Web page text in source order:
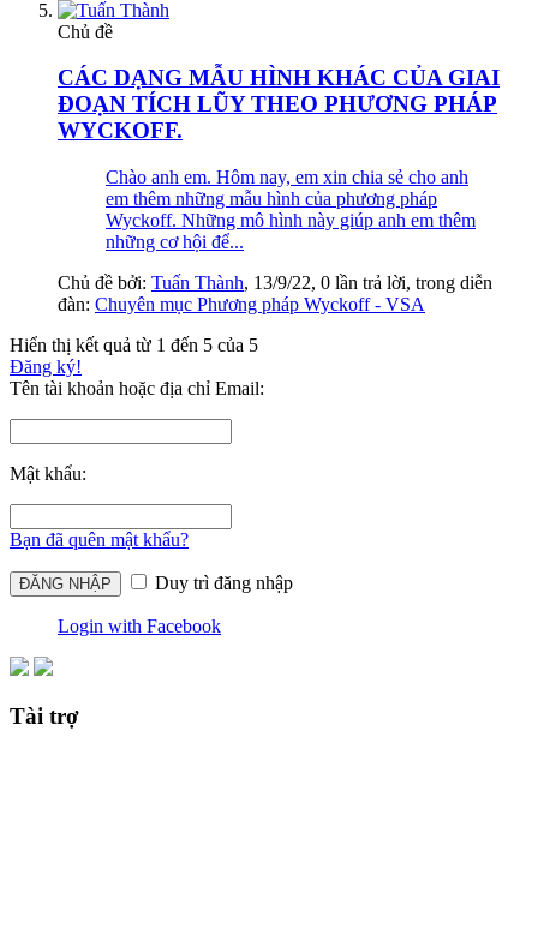
Chủ đề
CÁC DẠNG MẪU HÌNH KHÁC CỦA GIAI
ĐOẠN TÍCH LŨY THEO PHƯƠNG PHÁP
WYCKOFF.
Chào anh em. Hôm nay, em xin chia sẻ cho anh
em thêm những mẫu hình của phương pháp
Wyckoff. Những mô hình này giúp anh em thêm
những cơ hội để...
Chủ đề bởi: Tuấn Thành, 13/9/22, 0 lần trả lời, trong diễn
đàn: Chuyên mục Phương pháp Wyckoff - VSA
Hiển thị kết quả từ 1 đến 5 của 5
Đăng ký!
Tên tài khoản hoặc địa chỉ Email:
Mật khẩu:
Bạn đã quên mật khẩu?
Duy trì đăng nhập
Login with Facebook
Tài trợ